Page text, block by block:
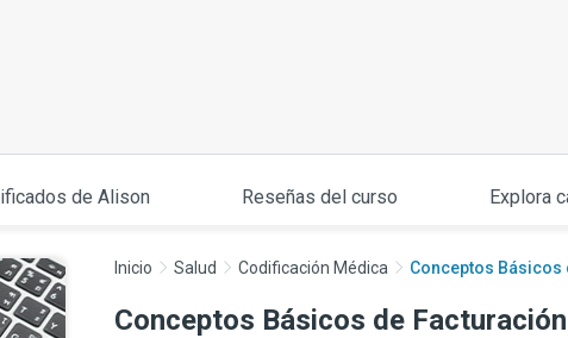
de Alison Reseñas del curso Explora
Inicio Salud Codificación Médica Conceptos Básicos
Conceptos Básicos de